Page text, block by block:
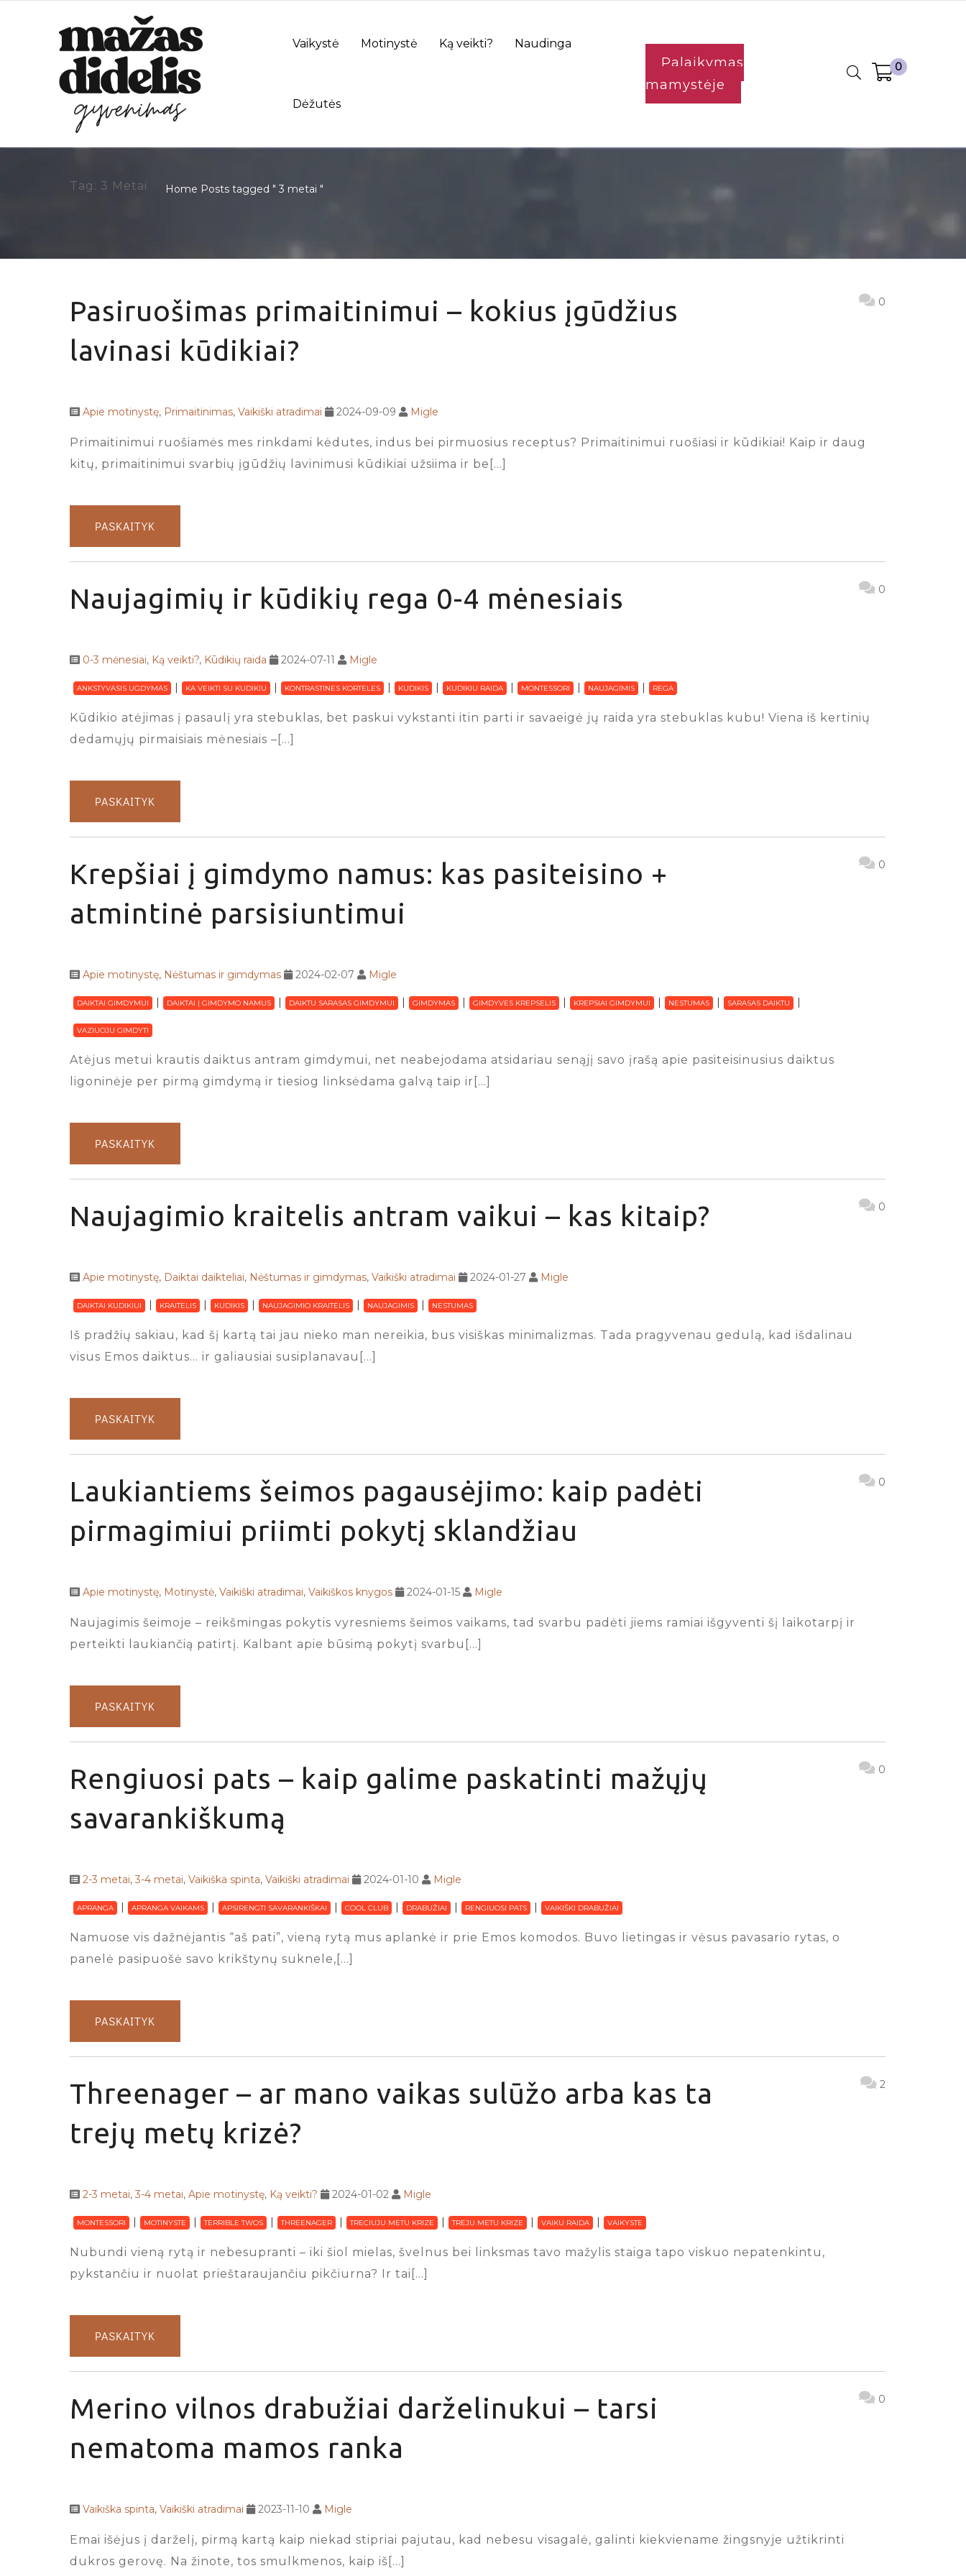
Vaikystė Motinystė Ką veikti? Naudinga
Dėžutės
Palaikymas
mamystėje
0
Tag: 3 Metai Home Posts tagged " 3 metai "
Pasiruošimas primaitinimui – kokius įgūdžius
lavinasi kūdikiai?
0
Apie motinystę, Primaitinimas, Vaikiški atradimai 2024-09-09 Migle
Primaitinimui ruošiamės mes rinkdami kėdutes, indus bei pirmuosius receptus? Primaitinimui ruošiasi ir kūdikiai! Kaip ir daug
kitų, primaitinimui svarbių įgūdžių lavinimusi kūdikiai užsiima ir be[…]
PASKAITYK
Naujagimių ir kūdikių rega 0-4 mėnesiais 0
0-3 mėnesiai, Ką veikti?, Kūdikių raida 2024-07-11 Migle
ANKSTYVASIS UGDYMAS KA VEIKTI SU KUDIKIU KONTRASTINES KORTELES KUDIKIS KUDIKIU RAIDA MONTESSORI NAUJAGIMIS REGA
Kūdikio atėjimas į pasaulį yra stebuklas, bet paskui vykstanti itin parti ir savaeigė jų raida yra stebuklas kubu! Viena iš kertinių
dedamųjų pirmaisiais mėnesiais –[…]
PASKAITYK
Krepšiai į gimdymo namus: kas pasiteisino +
atmintinė parsisiuntimui
0
Apie motinystę, Nėštumas ir gimdymas 2024-02-07 Migle
DAIKTAI GIMDYMUI DAIKTAI Į GIMDYMO NAMUS DAIKTU SARASAS GIMDYMUI GIMDYMAS GIMDYVES KREPSELIS KREPSIAI GIMDYMUI NESTUMAS SARASAS DAIKTU
VAZIUOJU GIMDYTI
Atėjus metui krautis daiktus antram gimdymui, net neabejodama atsidariau senąjį savo įrašą apie pasiteisinusius daiktus
ligoninėje per pirmą gimdymą ir tiesiog linksėdama galvą taip ir[…]
PASKAITYK
Naujagimio kraitelis antram vaikui – kas kitaip? 0
Apie motinystę, Daiktai daikteliai, Nėštumas ir gimdymas, Vaikiški atradimai 2024-01-27 Migle
DAIKTAI KUDIKIUI KRAITELIS KUDIKIS NAUJAGIMIO KRAITELIS NAUJAGIMIS NESTUMAS
Iš pradžių sakiau, kad šį kartą tai jau nieko man nereikia, bus visiškas minimalizmas. Tada pragyvenau gedulą, kad išdalinau
visus Emos daiktus… ir galiausiai susiplanavau[…]
PASKAITYK
Laukiantiems šeimos pagausėjimo: kaip padėti
pirmagimiui priimti pokytį sklandžiau
0
Apie motinystę, Motinystė, Vaikiški atradimai, Vaikiškos knygos 2024-01-15 Migle
Naujagimis šeimoje – reikšmingas pokytis vyresniems šeimos vaikams, tad svarbu padėti jiems ramiai išgyventi šį laikotarpį ir
perteikti laukiančią patirtį. Kalbant apie būsimą pokytį svarbu[…]
PASKAITYK
Rengiuosi pats – kaip galime paskatinti mažųjų
savarankiškumą
0
2-3 metai, 3-4 metai, Vaikiška spinta, Vaikiški atradimai 2024-01-10 Migle
APRANGA APRANGA VAIKAMS APSIRENGTI SAVARANKIŠKAI COOL CLUB DRABUŽIAI RENGIUOSI PATS VAIKIŠKI DRABUŽIAI
Namuose vis dažnėjantis “aš pati”, vieną rytą mus aplankė ir prie Emos komodos. Buvo lietingas ir vėsus pavasario rytas, o
panelė pasipuošė savo krikštynų suknele,[…]
PASKAITYK
Threenager – ar mano vaikas sulūžo arba kas ta
trejų metų krizė?
2
2-3 metai, 3-4 metai, Apie motinystę, Ką veikti? 2024-01-02 Migle
MONTESSORI MOTINYSTE TERRIBLE TWOS THREENAGER TRECIUJU METU KRIZE TREJU METU KRIZE VAIKU RAIDA VAIKYSTE
Nubundi vieną rytą ir nebesupranti – iki šiol mielas, švelnus bei linksmas tavo mažylis staiga tapo viskuo nepatenkintu,
pykstančiu ir nuolat prieštaraujančiu pikčiurna? Ir tai[…]
PASKAITYK
Merino vilnos drabužiai darželinukui – tarsi
nematoma mamos ranka
0
Vaikiška spinta, Vaikiški atradimai 2023-11-10 Migle
Emai išėjus į darželį, pirmą kartą kaip niekad stipriai pajutau, kad nebesu visagalė, galinti kiekviename žingsnyje užtikrinti
dukros gerovę. Na žinote, tos smulkmenos, kaip iš[…]